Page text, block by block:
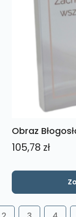
Obraz
105,78 zł